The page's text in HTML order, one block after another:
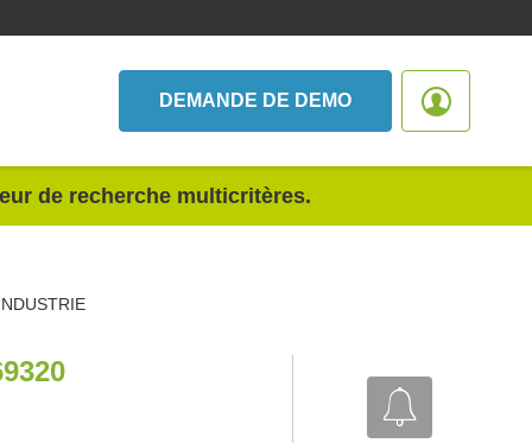
DEMANDE DE DEMO
de recherche multicritères.